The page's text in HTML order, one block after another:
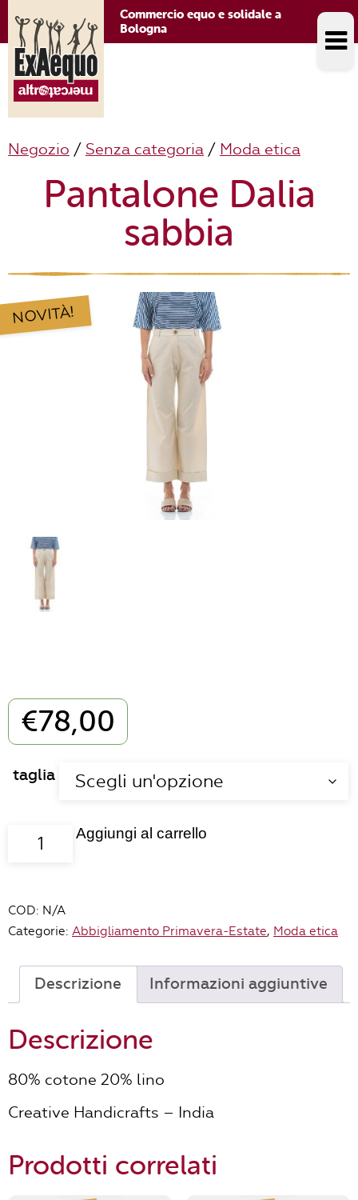
Commercio equo e solidale a
Bologna
Negozio / Senza categoria / Moda etica
Pantalone Dalia
sabbia
NOVITÀ!
€78,00
taglia
Pantalone
Dalia
Aggiungi al carrello
COD: N/A
Categorie: Abbigliamento Primavera-Estate, Moda etica
Descrizione Informazioni aggiuntive
Descrizione
80% cotone 20% lino
Creative Handicrafts – India
Prodotti correlati